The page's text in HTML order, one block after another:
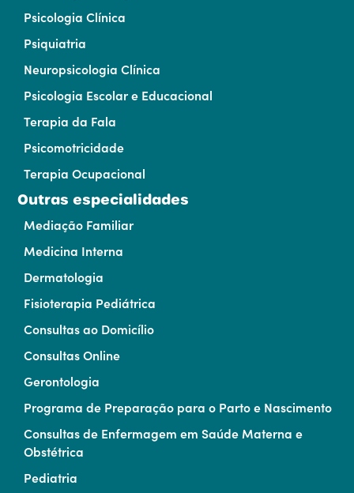
Psicologia Clínica
Psiquiatria
Neuropsicologia Clínica
Psicologia Escolar e Educacional
Terapia da Fala
Psicomotricidade
Terapia Ocupacional
Outras especialidades
Mediação Familiar
Medicina Interna
Dermatologia
Fisioterapia Pediátrica
Consultas ao Domicílio
Consultas Online
Gerontologia
Programa de Preparação para o Parto e Nascimento
Consultas de Enfermagem em Saúde Materna e
Obstétrica
Pediatria